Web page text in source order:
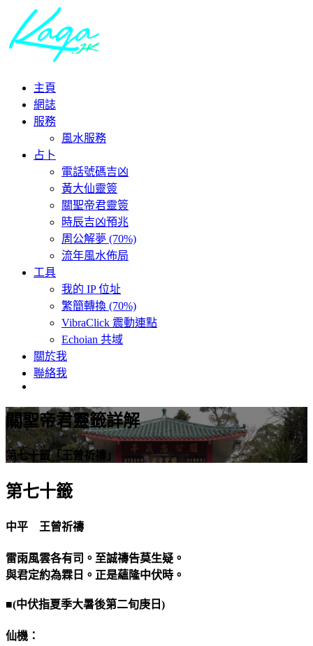
主頁
網誌
服務
風水服務
占卜
電話號碼吉凶
黃大仙靈簽
關聖帝君靈簽
時辰吉凶預兆
周公解夢 (70%)
流年風水佈局
工具
我的 IP 位址
繁簡轉換 (70%)
VibraClick 震動連點
Echoian 共域
關於我
聯絡我
關聖帝君靈籤詳解
第七十籤「王曾祈禱」
第七十籤
中平 王曾祈禱
雷雨風雲各有司。至誠禱告莫生疑。
與君定約為霖日。正是蘊隆中伏時。
■(中伏指夏季大暑後第二旬庚日)
仙機：